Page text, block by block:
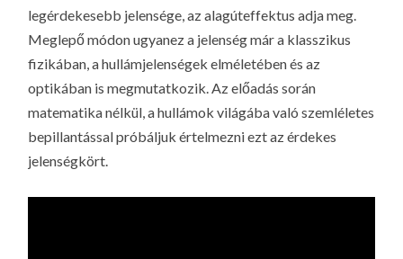
legérdekesebb jelensége, az alagúteffektus adja meg.
Meglepő módon ugyanez a jelenség már a klasszikus
fizikában, a hullámjelenségek elméletében és az
optikában is megmutatkozik. Az előadás során
matematika nélkül, a hullámok világába való szemléletes
bepillantással próbáljuk értelmezni ezt az érdekes
jelenségkört.